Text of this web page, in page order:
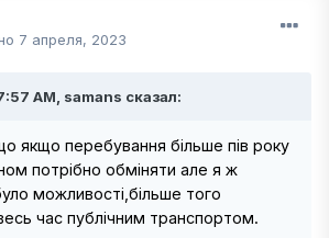
7 апреля, 2023
AM, samans сказал:
якщо перебування більше пів року
потрібно обміняти але я ж
можливості,більше того
час публічним транспортом.